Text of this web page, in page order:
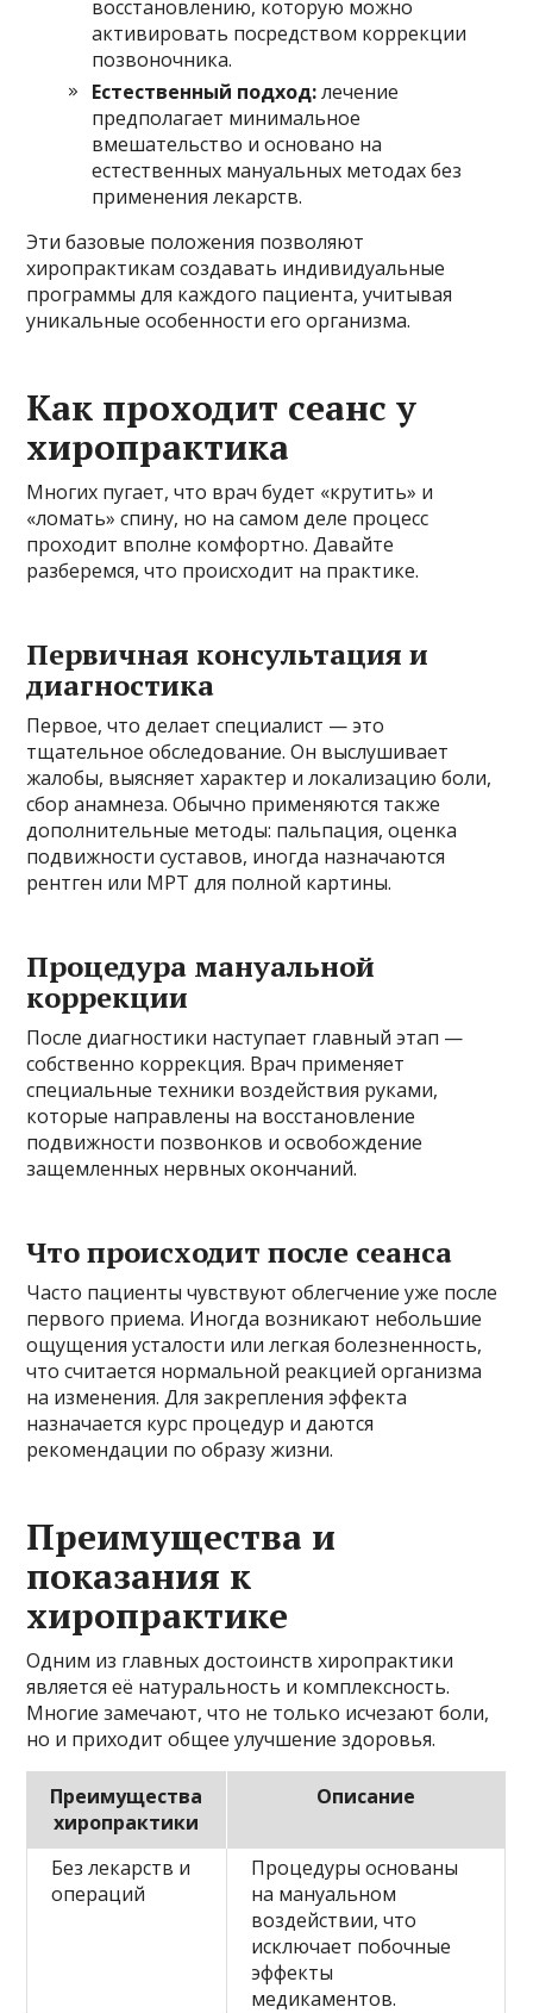
восстановлению, которую можно
активировать посредством коррекции
позвоночника.
Естественный подход:лечение
предполагает минимальное
вмешательство и основано на
естественных мануальных методах без
применения лекарств.
Эти базовые положения позволяют
хиропрактикам создавать индивидуальные
программы для каждого пациента, учитывая
уникальные особенности его организма.
Как проходит сеанс у
хиропрактика
Многих пугает, что врач будет «крутить» и
«ломать» спину, но на самом деле процесс
проходит вполне комфортно. Давайте
разберемся, что происходит на практике.
Первичная консультация и
диагностика
Первое, что делает специалист — это
тщательное обследование. Он выслушивает
жалобы, выясняет характер и локализацию боли,
сбор анамнеза. Обычно применяются также
дополнительные методы: пальпация, оценка
подвижности суставов, иногда назначаются
рентген или МРТ для полной картины.
Процедура мануальной
коррекции
После диагностики наступает главный этап —
собственно коррекция. Врач применяет
специальные техники воздействия руками,
которые направлены на восстановление
подвижности позвонков и освобождение
защемленных нервных окончаний.
Что происходит после сеанса
Часто пациенты чувствуют облегчение уже после
первого приема. Иногда возникают небольшие
ощущения усталости или легкая болезненность,
что считается нормальной реакцией организма
на изменения. Для закрепления эффекта
назначается курс процедур и даются
рекомендации по образу жизни.
Преимущества и
показания к
хиропрактике
Одним из главных достоинств хиропрактики
является её натуральность и комплексность.
Многие замечают, что не только исчезают боли,
но и приходит общее улучшение здоровья.
Преимущества
хиропрактики
Описание
Без лекарств и
операций
Процедуры основаны
на мануальном
воздействии, что
исключает побочные
эффекты
медикаментов.